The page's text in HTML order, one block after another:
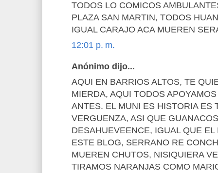
TODOS LO COMICOS
PLAZA SAN MARTIN, TODOS
IGUAL CARAJO ACA MUEREN
12:01 p. m.
Anónimo dijo...
AQUI EN BARRIOS ALTOS, TE
MIERDA, AQUI TODOS
ANTES. EL MUNI ES HISTORIA ES
VERGUENZA, ASI QUE
DESAHUEVEENCE, IGUAL QUE
ESTE BLOG, SERRANO RE
MUEREN CHUTOS, NISIQUIERA
TIRAMOS NARANJAS COMO